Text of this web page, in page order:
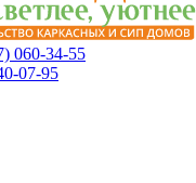
060-34-55
07-95